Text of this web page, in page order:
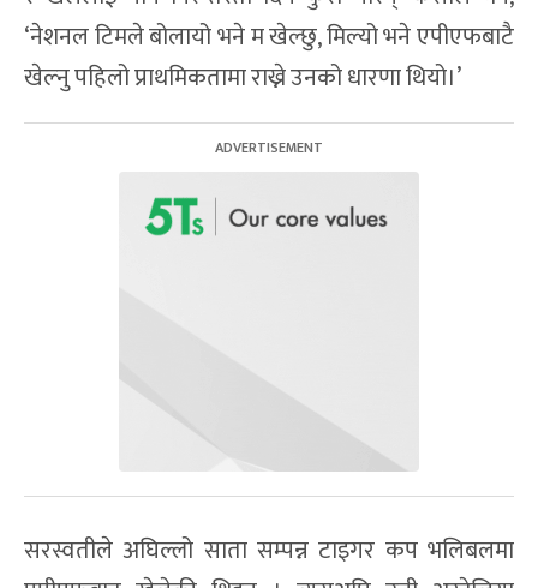
‘नेशनल टिमले बोलायो भने म खेल्छु, मिल्यो भने एपीएफबाटै
खेल्नु पहिलो प्राथमिकतामा राख्ने उनको धारणा थियो।’
सरस्वतीले अघिल्लो साता सम्पन्न टाइगर कप भलिबलमा